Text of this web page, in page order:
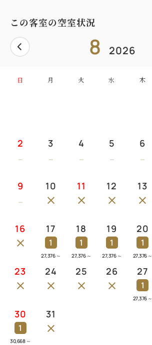
この客室の空室状況
8 2026
日 月 火 水 木
2 3 4 5 6
9 10 11 12 13
16 17
1
27,376 ～
18
1
27,376 ～
19
1
27,376 ～
20
1
27,376 ～
23 24 25 26 27
1
27,376 ～
30
1
30,668 ～
31